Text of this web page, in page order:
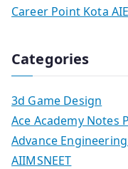
Career Point Kota
Categories
3d Game Design
Ace Academy Notes
Advance
AIIMSNEET